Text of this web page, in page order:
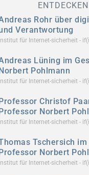
Rohr über
Verantwortung
Institut für Internet-sicherheit -
Lüning im
Pohlmann
Institut für Internet-sicherheit -
Christof
Norbert
Institut für Internet-sicherheit -
Tschersich
Norbert
Institut für Internet-sicherheit -